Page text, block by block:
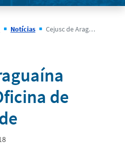
Notícias Cejusc de Araguaína realiza 29º Oficina de Parentalidade
de